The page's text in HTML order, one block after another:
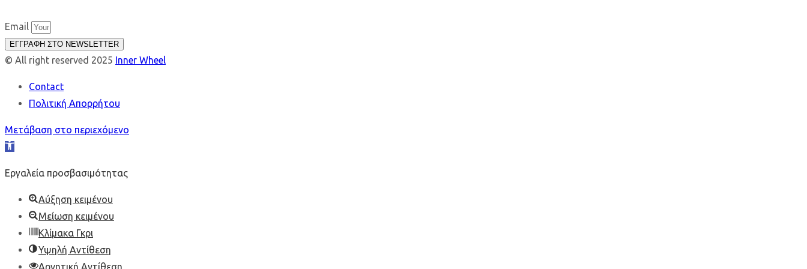
Email
ΕΓΓΡΑΦΗ ΣΤΟ NEWSLETTER
© All right reserved 2025 Inner Wheel
Contact
Πολιτική Απορρήτου
Μετάβαση στο περιεχόμενο
Ανοίξτε
γραμμή
εργαλείων
Εργαλεία προσβασιμότητας
Αύξηση κειμένου
Μείωση κειμένου
Κλίμακα Γκρι
Υψηλή Αντίθεση